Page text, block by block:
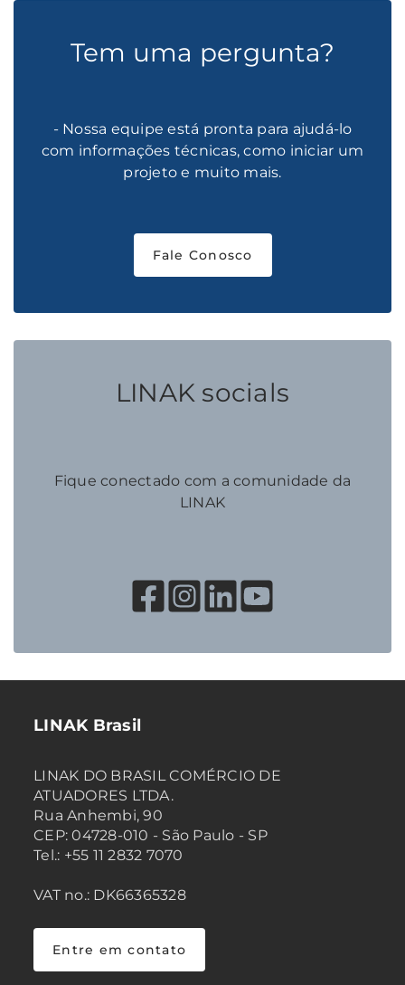
Tem uma pergunta?
- Nossa equipe está pronta para ajudá-lo
com informações técnicas, como iniciar um
projeto e muito mais.
Fale Conosco
LINAK socials
Fique conectado com a comunidade da
LINAK
LINAK Brasil
LINAK DO BRASIL COMÉRCIO DE
ATUADORES LTDA.
Rua Anhembi, 90
CEP: 04728-010 - São Paulo - SP
Tel.: +55 11 2832 7070
VAT no.: DK66365328
Entre em contato